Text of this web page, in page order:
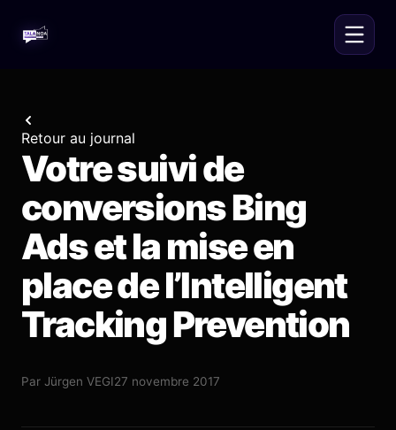
Retour au journal
Votre suivi de
conversions Bing
Ads et la mise en
place de l’Intelligent
Tracking Prevention
Par Jürgen VEGI27 novembre 2017